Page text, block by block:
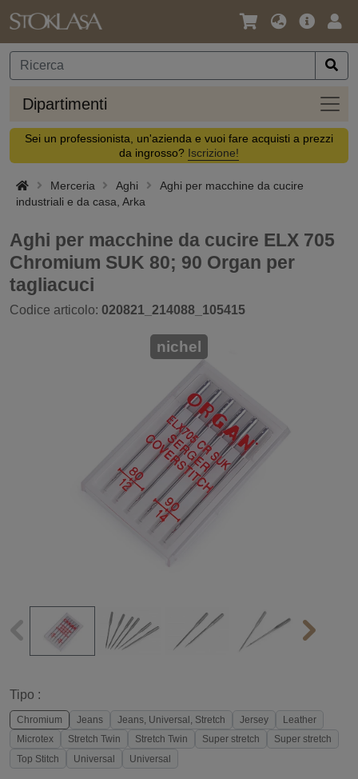
Lingua
Valuta
Offerta
Dipartimenti
Sei un professionista, un'azienda e vuoi fare acquisti a prezzi
da ingrosso? Iscrizione!
Merceria Aghi
Aghi per macchine da cucire
industriali e da casa, Arka
Aghi per macchine da cucire ELX 705
Chromium SUK 80; 90 Organ per
tagliacuci
Codice articolo: 020821_214088_105415
nichel
Tipo :
Chromium Jeans Jeans, Universal, Stretch Jersey
Leather
Microtex
Stretch Twin Stretch Twin Super stretch
Super stretch
Top Stitch
Universal Universal